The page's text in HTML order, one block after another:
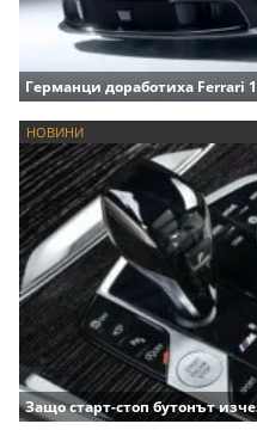
Германци доработиха Ferrari
НОВИНИ
Защо старт-стоп бутонът